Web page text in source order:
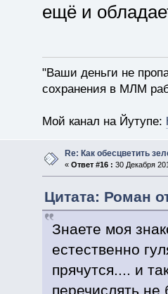
ещё и
"Ваши деньги не
сохранения в МЛМ
Мой канал на Йутупе:
Re: Как обесцветить
« Ответ #16 : 30 Декабря
Цитата: Роман
Знаете моя
естественно
прячутся.... и
перечислять не